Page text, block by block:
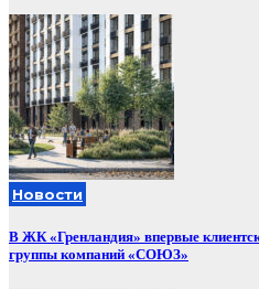
Новости
В ЖК «Гренландия» впервые
группы компаний «СОЮЗ»